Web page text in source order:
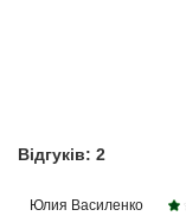
Відгуків: 2
Юлия Василенко